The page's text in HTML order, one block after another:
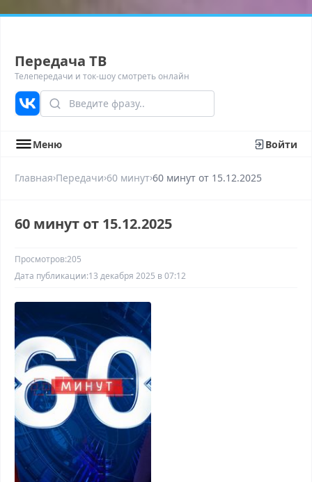
Передача ТВ
Телепередачи и ток-шоу смотреть онлайн
Меню Войти
Главная›Передачи›60 минут›60 минyт от 15.12.2025
60 минyт от 15.12.2025
Просмотров:205
Дата публикации:13 декабря 2025 в 07:12